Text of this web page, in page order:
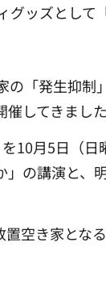
ッズとして
「発生抑
してきました
10月5日（
の講演と
空き家とな